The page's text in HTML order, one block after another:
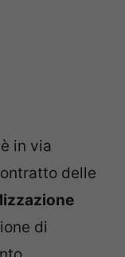
in via
delle
di